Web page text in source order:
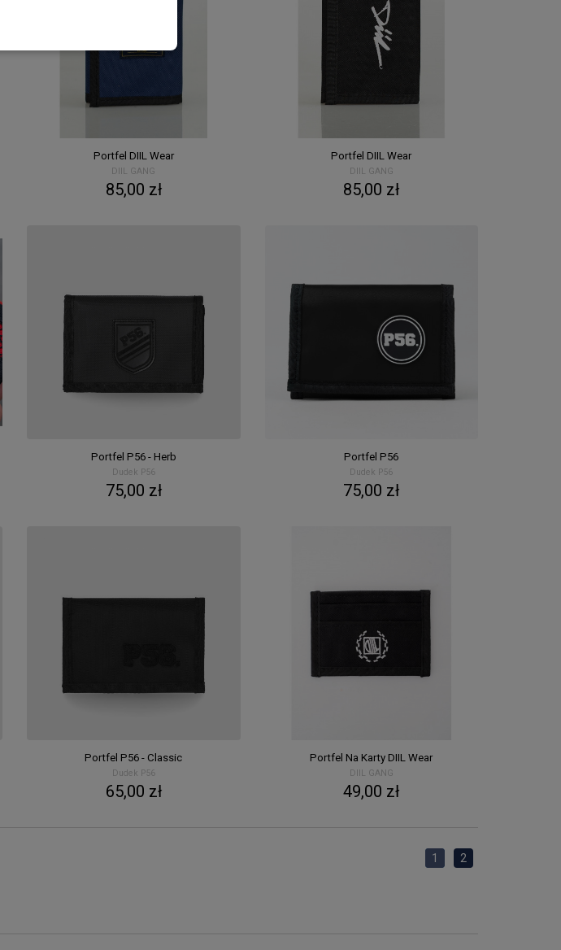
Portfel DIIL Wear
DIIL GANG
85,00 zł
Portfel DIIL Wear
DIIL GANG
85,00 zł
Portfel P56 - Herb
Dudek P56
75,00 zł
Portfel P56
Dudek P56
75,00 zł
Portfel P56 - Classic
Dudek P56
65,00 zł
Portfel Na Karty DIIL Wear
DIIL GANG
49,00 zł
1 2